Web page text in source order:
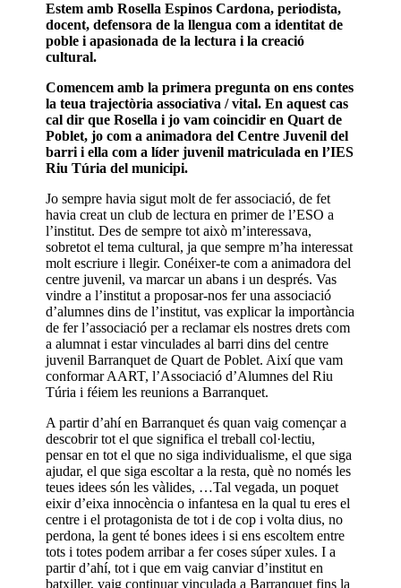
Estem amb Rosella Espinos Cardona, periodista,
docent, defensora de la llengua com a identitat de
poble i apasionada de la lectura i la creació
cultural.
Comencem amb la primera pregunta on ens contes
la teua trajectòria associativa / vital. En aquest cas
cal dir que Rosella i jo vam coincidir en Quart de
Poblet, jo com a animadora del Centre Juvenil del
barri i ella com a líder juvenil matriculada en l’IES
Riu Túria del municipi.
Jo sempre havia sigut molt de fer associació, de fet
havia creat un club de lectura en primer de l’ESO a
l’institut. Des de sempre tot això m’interessava,
sobretot el tema cultural, ja que sempre m’ha interessat
molt escriure i llegir. Conéixer-te com a animadora del
centre juvenil, va marcar un abans i un després. Vas
vindre a l’institut a proposar-nos fer una associació
d’alumnes dins de l’institut, vas explicar la importància
de fer l’associació per a reclamar els nostres drets com
a alumnat i estar vinculades al barri dins del centre
juvenil Barranquet de Quart de Poblet. Així que vam
conformar AART, l’Associació d’Alumnes del Riu
Túria i féiem les reunions a Barranquet.
A partir d’ahí en Barranquet és quan vaig començar a
descobrir tot el que significa el treball col·lectiu,
pensar en tot el que no siga individualisme, el que siga
ajudar, el que siga escoltar a la resta, què no només les
teues idees són les vàlides, …Tal vegada, un poquet
eixir d’eixa innocència o infantesa en la qual tu eres el
centre i el protagonista de tot i de cop i volta dius, no
perdona, la gent té bones idees i si ens escoltem entre
tots i totes podem arribar a fer coses súper xules. I a
partir d’ahí, tot i que em vaig canviar d’institut en
batxiller, vaig continuar vinculada a Barranquet fins la